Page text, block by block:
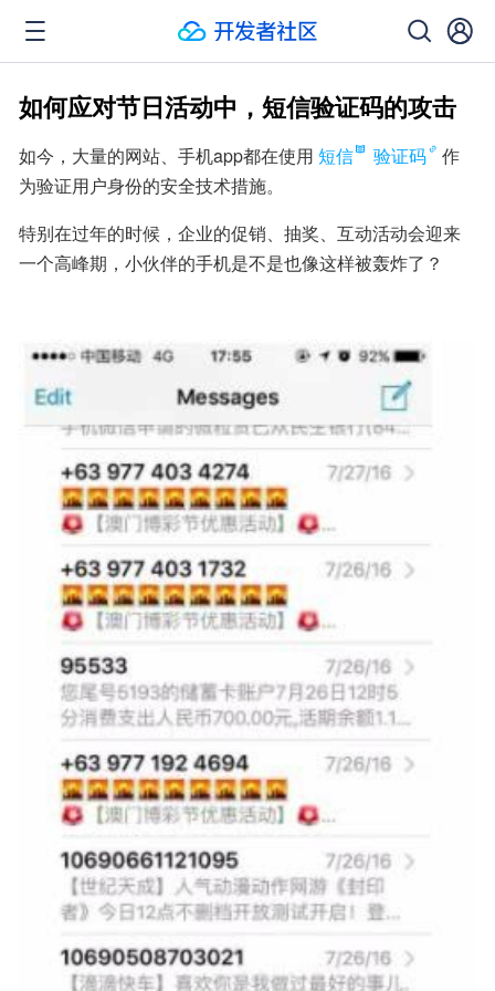
如何应对节日活动中，短信验证码的攻击
如今，大量的网站、手机app都在使用 短信 验证码
作
为验证用户身份的安全技术措施。
特别在过年的时候，企业的促销、抽奖、互动活动会迎来
一个高峰期，小伙伴的手机是不是也像这样被轰炸了？